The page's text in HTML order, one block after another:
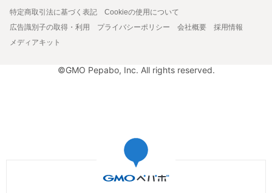
特定商取引法に基づく表記
Cookieの使用について
広告識別子の取得・利用
プライバシーポリシー 会社概要
採用情報
メディアキット
©GMO Pepabo, Inc. All rights reserved.